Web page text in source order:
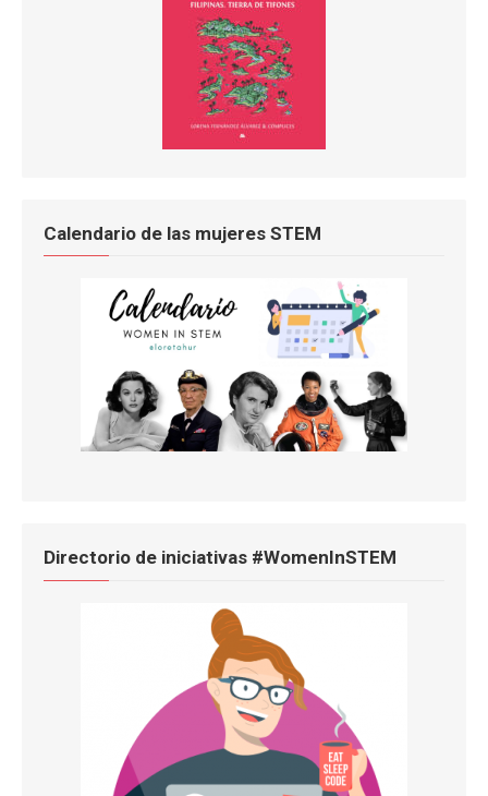
Calendario de las mujeres STEM
Directorio de iniciativas #WomenInSTEM